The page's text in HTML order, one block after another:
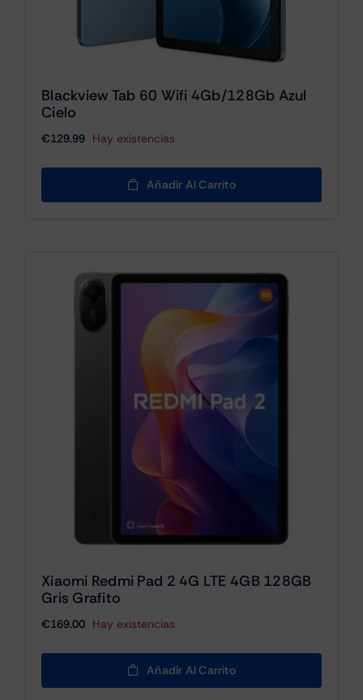
Blackview Tab 60 Wifi 4Gb/128Gb Azul
Cielo
€129.99 Hay existencias
Añadir Al Carrito
Xiaomi Redmi Pad 2 4G LTE 4GB 128GB
Gris Grafito
€169.00 Hay existencias
Añadir Al Carrito